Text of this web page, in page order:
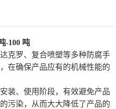
-100 吨
克罗、复合喷塑等多种防腐手
在确保产品应有的机械性能的
装、使用阶段，有效避免产品
污染，从而大大降低了产品的